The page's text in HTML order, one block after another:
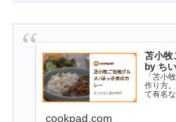
苫小牧
by ち
「苫小
作り方
て有名
cookpad.com